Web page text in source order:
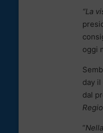
“La
oggi
day il
dal
“